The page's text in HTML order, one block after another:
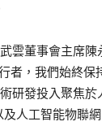
雲董事會主席陳
者，我們始終保
研發投入聚焦於
人工智能物聯